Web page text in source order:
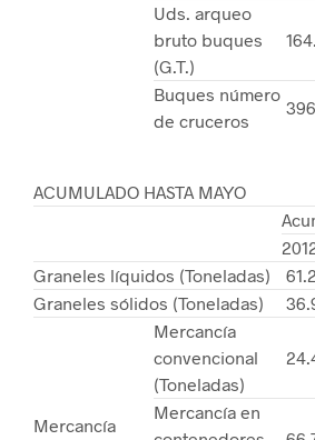
Uds. arqueo
bruto buques
(G.T.)
Buques número
de cruceros
396
ACUMULADO HASTA MAYO
Graneles líquidos (Toneladas)
Graneles sólidos (Toneladas)
Mercancía
Mercancía
convencional
(Toneladas)
Mercancía en